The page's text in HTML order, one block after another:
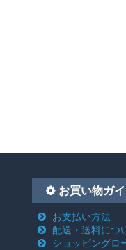
お買い物ガ
お支払い方法
配送・送料につ
ショッピングロ